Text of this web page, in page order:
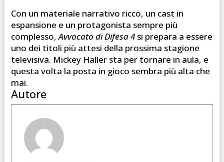
Con un materiale narrativo ricco, un cast in
espansione e un protagonista sempre più
complesso,Avvocato di Difesa 4si prepara a essere
uno dei titoli più attesi della prossima stagione
televisiva. Mickey Haller sta per tornare in aula, e
questa volta la posta in gioco sembra più alta che
mai.
Autore